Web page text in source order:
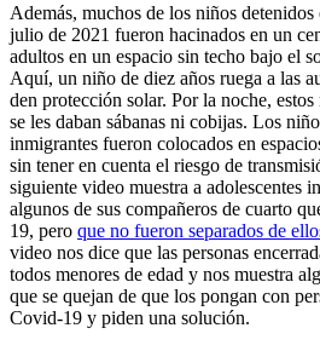
Además, muchos de los niños
julio de 2021 fueron hacinados en un
adultos en un espacio sin techo bajo el
Aquí, un niño de diez años ruega a las
den protección solar. Por la noche,
se les daban sábanas ni cobijas. Los
inmigrantes fueron colocados en
sin tener en cuenta el riesgo de
siguiente video muestra a adolescentes
algunos de sus compañeros de cuarto
19, pero que no fueron separados de
video nos dice que las personas
todos menores de edad y nos muestra
que se quejan de que los pongan con
Covid-19 y piden una solución.